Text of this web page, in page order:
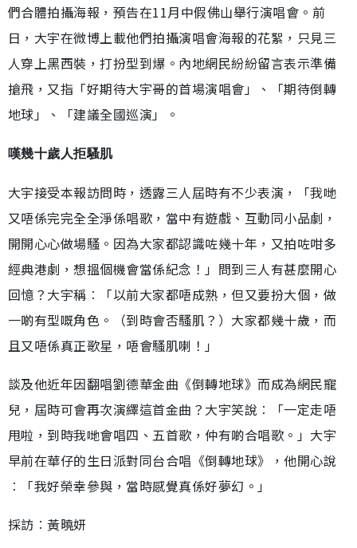
們合體拍攝海報，預告在11月中假佛山舉行演唱會。前
日，大宇在微博上載他們拍攝演唱會海報的花絮，只見三
人穿上黑西裝，打扮型到爆。內地網民紛紛留言表示準備
搶飛，又指「好期待大宇哥的首場演唱會」、「期待倒轉
地球」、「建議全國巡演」。
嘆幾十歲人拒騷肌
大宇接受本報訪問時，透露三人屆時有不少表演，「我哋
又唔係完完全全淨係唱歌，當中有遊戲、互動同小品劇，
開開心心做場騷。因為大家都認識咗幾十年，又拍咗咁多
經典港劇，想搵個機會當係紀念！」問到三人有甚麼開心
回憶？大宇稱︰「以前大家都唔成熟，但又要扮大個，做
一啲有型嘅角色。（到時會否騷肌？）大家都幾十歲，而
且又唔係真正歌星，唔會騷肌喇！」
談及他近年因翻唱劉德華金曲《倒轉地球》而成為網民寵
兒，屆時可會再次演繹這首金曲？大宇笑說︰「一定走唔
甩啦，到時我哋會唱四、五首歌，仲有啲合唱歌。」大宇
早前在華仔的生日派對同台合唱《倒轉地球》，他開心說
︰「我好榮幸參與，當時感覺真係好夢幻。」
採訪︰黃曉妍